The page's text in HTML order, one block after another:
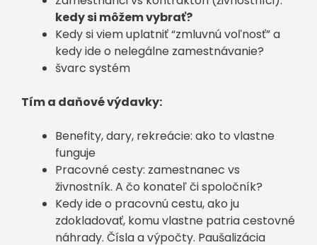
kedy si môžem vybrať?
Kedy si viem uplatniť “zmluvnú voľnosť” a
kedy ide o nelegálne zamestnávanie?
švarc systém
Tím a daňové výdavky:
Benefity, dary, rekreácie: ako to vlastne
funguje
Pracovné cesty: zamestnanec vs
živnostník. A čo konateľ či spoločník?
Kedy ide o pracovnú cestu, ako ju
zdokladovať, komu vlastne patria cestovné
náhrady. Čísla a výpočty. Paušalizácia